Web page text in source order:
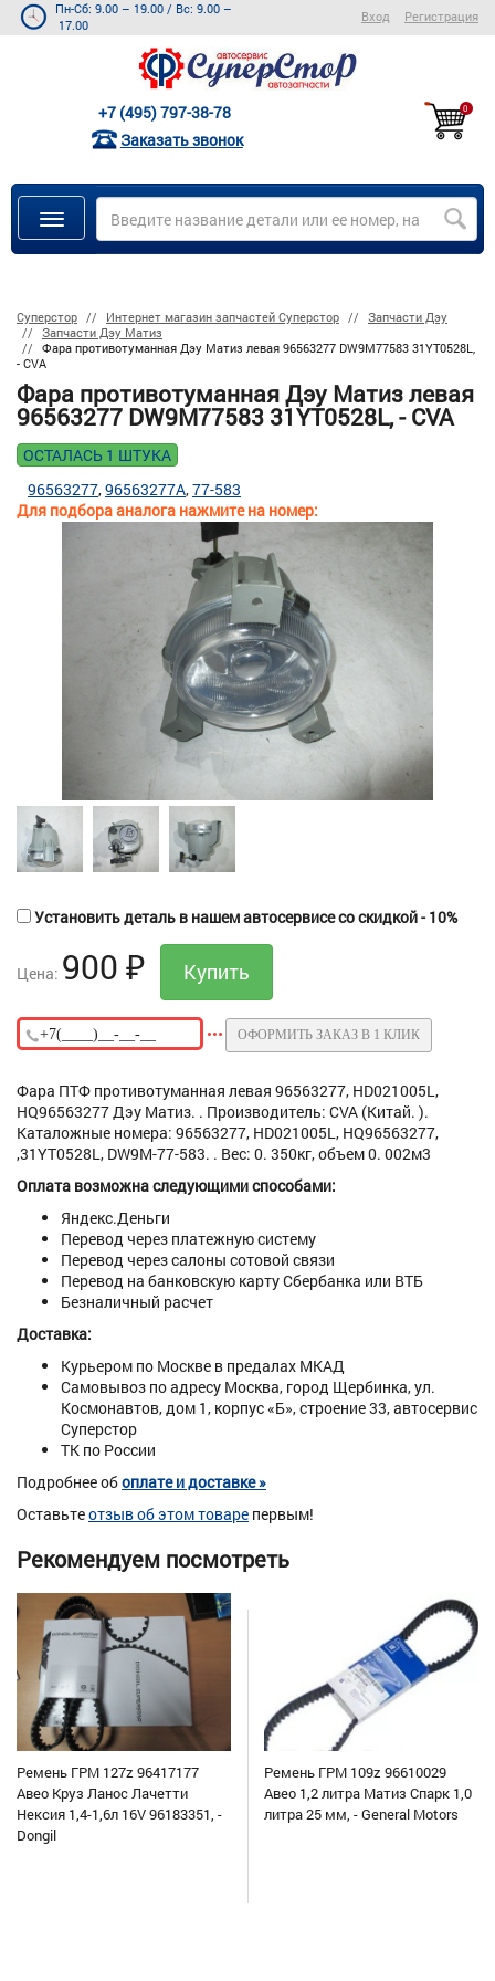
Пн-Сб: 9.00 – 19.00 / Вс: 9.00 –
17.00
Вход Регистрация
+7 (495) 797-38-78
Заказать звонок
0
Суперстор Интернет магазин запчастей Суперстор
Запчасти Дэу
Запчасти Дэу Матиз
Фара противотуманная Дэу Матиз левая 96563277 DW9M77583 31YT0528L,
- CVA
Фара противотуманная Дэу Матиз левая
96563277 DW9M77583 31YT0528L, - CVA
ОСТАЛАСЬ 1 ШТУКА
Для подбора аналога нажмите на номер:
96563277 96563277A 77-583
Установить деталь в нашем автосервисе со скидкой - 10%
Цена: 900 ₽
ОФОРМИТЬ ЗАКАЗ В 1 КЛИК
Фара ПТФ противотуманная левая 96563277, HD021005L,
HQ96563277 Дэу Матиз. . Производитель: CVA (Китай. ).
Каталожные номера: 96563277, HD021005L, HQ96563277,
,31YT0528L, DW9M-77-583. . Вес: 0. 350кг, объем 0. 002м3
Оплата возможна следующими способами:
Яндекс.Деньги
Перевод через платежную систему
Перевод через салоны сотовой связи
Перевод на банковскую карту Сбербанка или ВТБ
Безналичный расчет
Доставка:
Курьером по Москве в предалах МКАД
Самовывоз по адресу Москва, город Щербинка, ул.
Космонавтов, дом 1, корпус «Б», строение 33, автосервис
Суперстор
ТК по России
Подробнее обоплате и доставке »
Оставьтеотзыв об этом товаре первым!
Рекомендуем посмотреть
Ремень ГРМ 127z 96417177
Авео Круз Ланос Лачетти
Нексия 1,4-1,6л 16V 96183351, -
Dongil
Ремень ГРМ 109z 96610029
Авео 1,2 литра Матиз Спарк 1,0
литра 25 мм, - General Motors